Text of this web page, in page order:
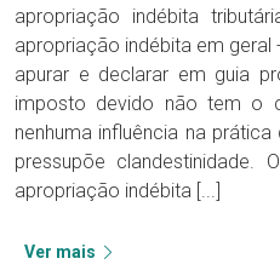
apropriação indébita
apropriação indébita em geral
apurar e declarar em guia
imposto devido não tem o
nenhuma influência na
pressupõe
apropriação indébita [...]
Ver mais